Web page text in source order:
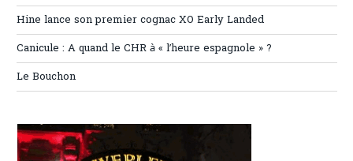
Hine lance son premier cognac XO Early Landed
Canicule : A quand le CHR à « l’heure espagnole » ?
Le Bouchon